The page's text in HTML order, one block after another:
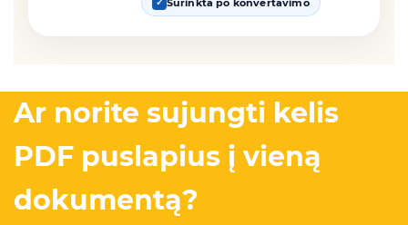
✓
Ar norite sujungti kelis
PDF puslapius į vieną
dokumentą?